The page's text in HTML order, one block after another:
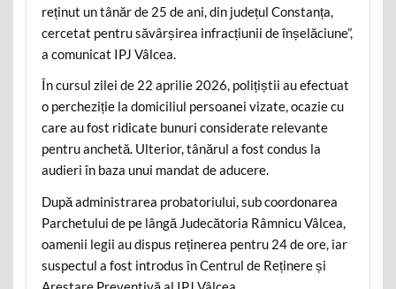
reținut un tânăr de 25 de ani, din județul Constanța,
cercetat pentru săvârșirea infracțiunii de înșelăciune”,
a comunicat IPJ Vâlcea.
În cursul zilei de 22 aprilie 2026, polițiștii au efectuat
o percheziție la domiciliul persoanei vizate, ocazie cu
care au fost ridicate bunuri considerate relevante
pentru anchetă. Ulterior, tânărul a fost condus la
audieri în baza unui mandat de aducere.
După administrarea probatoriului, sub coordonarea
Parchetului de pe lângă Judecătoria Râmnicu Vâlcea,
oamenii legii au dispus reținerea pentru 24 de ore, iar
suspectul a fost introdus în Centrul de Reținere și